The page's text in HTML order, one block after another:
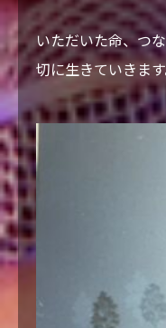
いただいた命、つ
切に生きていきます